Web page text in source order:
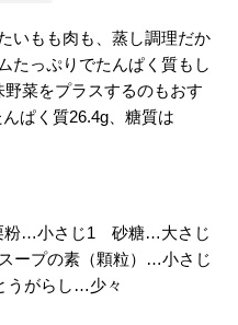
いもも肉も、蒸し調理だか
っぷりでたんぱく質もし
菜をプラスするのもおす
ぱく質26.4g、糖質は
粉…小さじ1 砂糖…大さじ
プの素（顆粒）…小さじ
がらし…少々